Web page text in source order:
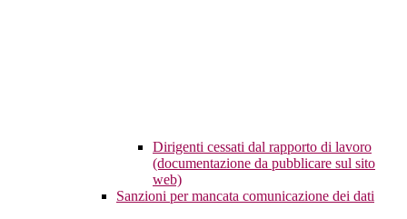
Dirigenti cessati dal rapporto di lavoro
(documentazione da pubblicare sul sito
web)
Sanzioni per mancata comunicazione dei dati